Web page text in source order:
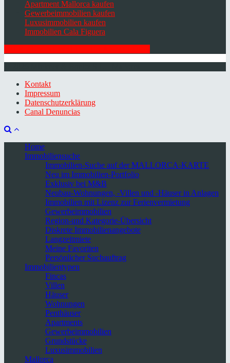
Apartment Mallorca kaufen
Gewerbeimmobilien kaufen
Luxusimmobilien kaufen
Immobilien Cala Figuera
Kontakt
Impressum
Datenschutzerklärung
Canal Denuncias
Home
Immobiliensuche
Immobilien-Suche auf der MALLORCA-KARTE
Neu im Immobilien-Portfolio
Exklusiv bei M&B
Neubau-Wohnungen, -Villen und -Häuser in Anlagen
Immobilien mit Lizenz zur Ferienvermietung
Gewerbeimmobilien
Region-und Kategorie-Übersicht
Diskrete Immobilienangebote
Langzeitmiete
Meine Favoriten
Persönlicher Suchauftrag
Immobilientypen
Fincas
Villen
Häuser
Wohnungen
Penthäuser
Apartments
Gewerbeimmobilien
Grundstücke
Luxusimmobilien
Mallorca